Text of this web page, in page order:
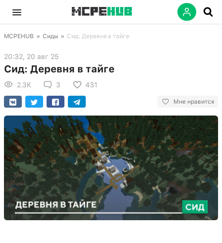
MCPEHUB » Сиды » Сид: Деревня в тайге
20:32, 20 авг 25
Сид: Деревня в тайге
2.3K 3 431
Мне нравится